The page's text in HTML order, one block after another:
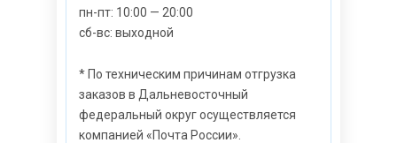
пн-пт: 10:00 — 20:00
сб-вс: выходной
* По техническим причинам отгрузка
заказов в Дальневосточный
федеральный округ осуществляется
компанией «Почта России».